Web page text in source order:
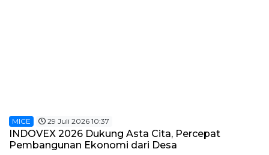
MICE 29 Juli 2026 10:37
INDOVEX 2026 Dukung Asta Cita, Percepat
Pembangunan Ekonomi dari Desa